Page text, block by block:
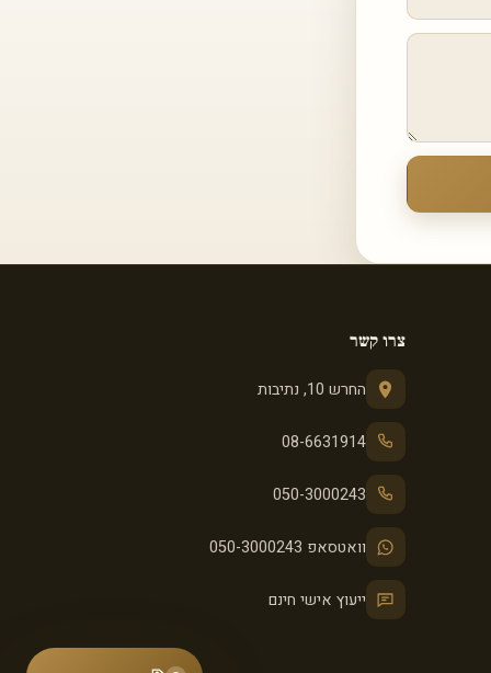
צרו קשר
החרש 10, נתיבות
08-6631914
050-3000243
וואטסאפ 050-3000243
ייעוץ אישי חינם